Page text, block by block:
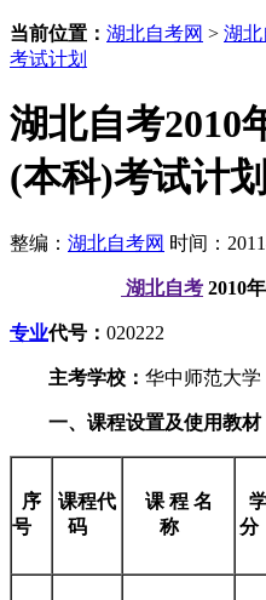
当前位置： 湖北自考网 > 湖北
考试计划
湖北自考2010
(本科)考试计划
整编： 湖北自考网 时间：
湖北自考 2010
专业代号： 020222
主考学校： 华中师范大学
一、课程设置及使用教材
序
号
课程代
码
课 程 名
称
分